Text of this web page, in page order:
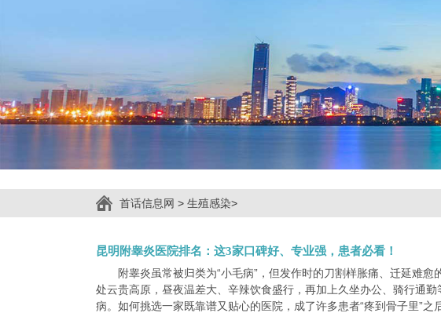
首话信息网 > 生殖感染>
昆明附睾炎医院排名：这3家口碑好、专业强，患者必看！
附睾炎虽常被归类为“小毛病”，但发作时的刀割样胀痛、迁延难
处云贵高原，昼夜温差大、辛辣饮食盛行，再加上久坐办公、骑行通
病。如何挑选一家既靠谱又贴心的医院，成了许多患者“疼到骨子里”